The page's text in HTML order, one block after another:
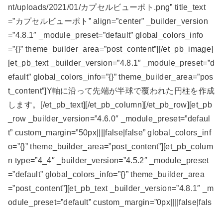
nt/uploads/2021/01/カプセルビューポト.png” title_text
=”カプセルビューポト” align=”center” _builder_version
=”4.8.1″ _module_preset=”default” global_colors_info
=”{}” theme_builder_area=”post_content”][/et_pb_image]
[et_pb_text _builder_version=”4.8.1″ _module_preset=”d
efault” global_colors_info=”{}” theme_builder_area=”pos
t_content”]Y軸に沿って先端が半球で覆われた円柱を作成
します。[/et_pb_text][/et_pb_column][/et_pb_row][et_pb
_row _builder_version=”4.6.0″ _module_preset=”defaul
t” custom_margin=”50px||||false|false” global_colors_inf
o=”{}” theme_builder_area=”post_content”][et_pb_colum
n type=”4_4″ _builder_version=”4.5.2″ _module_preset
=”default” global_colors_info=”{}” theme_builder_area
=”post_content”][et_pb_text _builder_version=”4.8.1″ _m
odule_preset=”default” custom_margin=”0px||||false|fals